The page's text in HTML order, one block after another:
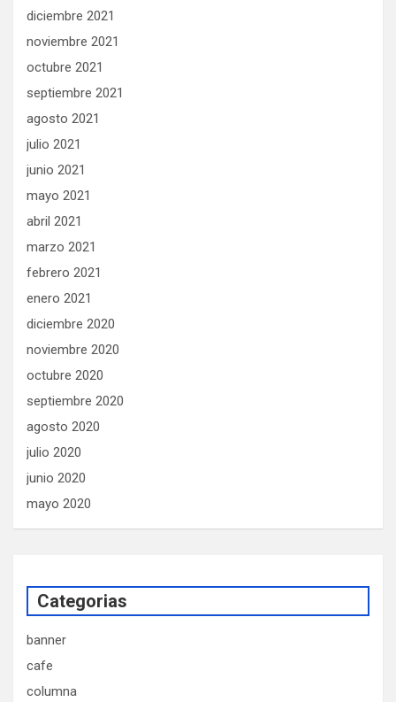
diciembre 2021
noviembre 2021
octubre 2021
septiembre 2021
agosto 2021
julio 2021
junio 2021
mayo 2021
abril 2021
marzo 2021
febrero 2021
enero 2021
diciembre 2020
noviembre 2020
octubre 2020
septiembre 2020
agosto 2020
julio 2020
junio 2020
mayo 2020
Categorias
banner
cafe
columna